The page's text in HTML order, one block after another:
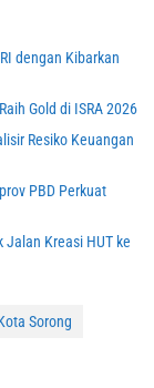
dengan Kibarkan
Gold di ISRA 2026
Resiko Keuangan
PBD Perkuat
Jalan Kreasi HUT ke
Sorong